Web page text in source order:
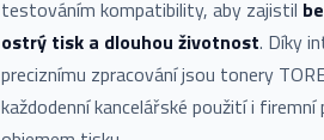
testováním kompatibility, aby zajistil
ostrý tisk a dlouhou životnost. Díky
preciznímu zpracování jsou tonery
každodenní kancelářské použití i